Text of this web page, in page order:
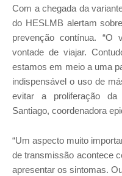
Com a chegada da
do HESLMB alertam
prevenção contínua.
vontade de viajar.
estamos em meio a uma
indispensável o uso de
evitar a proliferação da
Santiago, coordenadora
“Um aspecto muito
de transmissão acontece
apresentar os sintomas.